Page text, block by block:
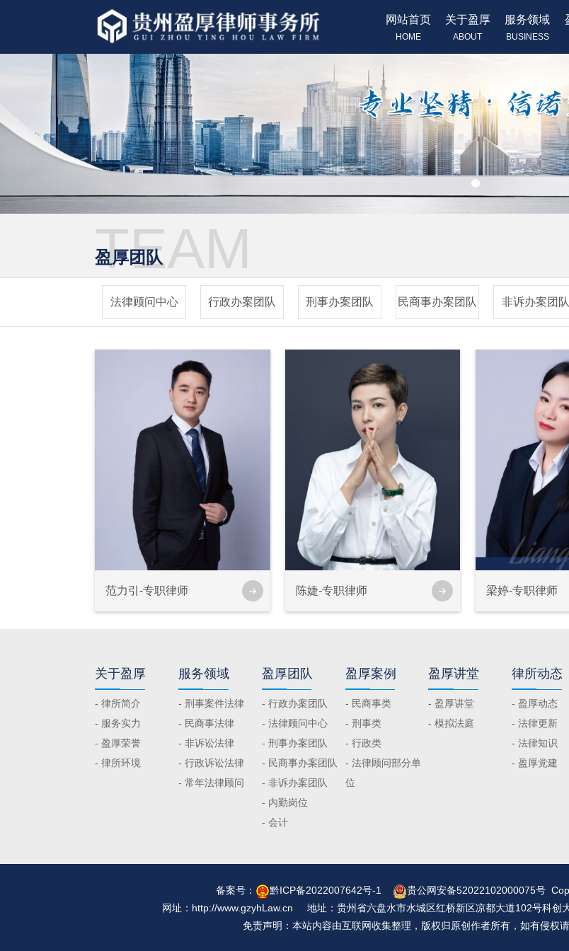
网站首页
HOME
关于盈厚
ABOUT
服务领域
BUSINESS
盈厚团队
TEAM
法律顾问中心 行政办案团队 刑事办案团队 民商事办案团队 非诉办案团队
范力引-专职律师 陈婕-专职律师 梁婷-专职律师
关于盈厚
- 律所简介
- 服务实力
- 盈厚荣誉
- 律所环境
服务领域
- 刑事案件法律
- 民商事法律
- 非诉讼法律
- 行政诉讼法律
- 常年法律顾问
盈厚团队
- 行政办案团队
- 法律顾问中心
- 刑事办案团队
- 民商事办案团队
- 非诉办案团队
- 内勤岗位
- 会计
盈厚案例
- 民商事类
- 刑事类
- 行政类
- 法律顾问部分单
位
盈厚讲堂
- 盈厚讲堂
- 模拟法庭
律所动态
- 盈厚动态
- 法律更新
- 法律知识
- 盈厚党建
备案号： 黔ICP备2022007642号-1 贵公网安备52022102000075号
网址： http://www.gzyhLaw.cn 地址：贵州省六盘水市水城区红桥新区凉都大道102号科创
免责声明：本站内容由互联网收集整理，版权归原创作者所有，如有侵权